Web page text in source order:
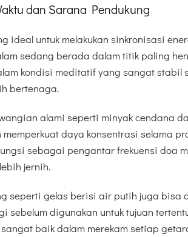
dan Sarana Pendukung
ideal untuk melakukan sinkronisasi
sedang berada dalam titik paling
kondisi meditatif yang sangat
bertenaga.
alami seperti minyak cendana
daya konsentrasi selama
sebagai pengantar frekuensi doa
jernih.
seperti gelas berisi air putih juga bisa
sebelum digunakan untuk tujuan
baik dalam merekam setiap